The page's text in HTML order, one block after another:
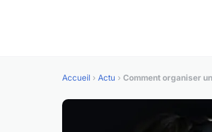
Accueil › Actu › Comment organiser